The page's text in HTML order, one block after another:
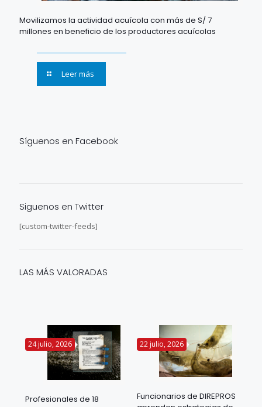
Movilizamos la actividad acuícola con más de S/ 7
millones en beneficio de los productores acuícolas
Leer más
Síguenos en Facebook
Siguenos en Twitter
[custom-twitter-feeds]
LAS MÁS VALORADAS
24 julio, 2026
Profesionales de 18
22 julio, 2026
Funcionarios de DIREPROS